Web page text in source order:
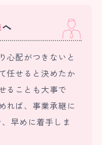
へ
心配がつきないと
任せると決めたか
ることも大事で
れば、事業承継に
早めに着手しま